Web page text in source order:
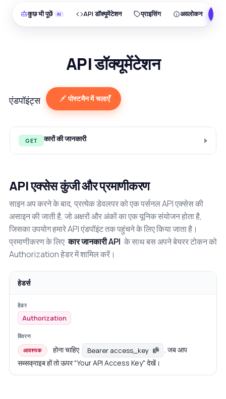
कुछ भी पूछें API डॉक्यूमेंटेशन प्राइसिंग अवलोकन
API डॉक्यूमेंटेशन
एंडपॉइंट्स पोस्टमैन में चलाएँ
GET कारों की जानकारी
API एक्सेस कुंजी और प्रमाणीकरण
साइन अप करने के बाद, प्रत्येक डेवलपर को एक पर्सनल API एक्सेस की
असाइन की जाती है, जो अक्षरों और अंकों का एक यूनिक संयोजन होता है,
जिसका उपयोग हमारे API एंडपॉइंट तक पहुंचने के लिए किया जाता है।
प्रमाणीकरण के लिए कार जानकारी API के साथ बस अपने बेयरर टोकन को
Authorization हेडर में शामिल करें।
हेडर्स
Authorization
आवश्यक होना चाहिए Bearer access_key
. जब आप
सब्सक्राइब हों तो ऊपर "Your API Access Key" देखें।